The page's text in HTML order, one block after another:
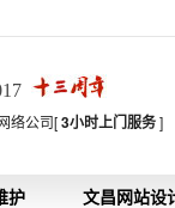
络公司[3小时上门服务]
护 文昌网站设